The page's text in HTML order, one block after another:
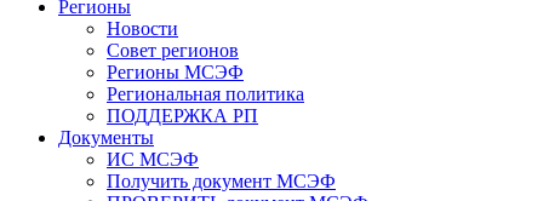
Регионы
Новости
Совет регионов
Регионы МСЭФ
Региональная политика
ПОДДЕРЖКА РП
Документы
ИС МСЭФ
Получить документ МСЭФ